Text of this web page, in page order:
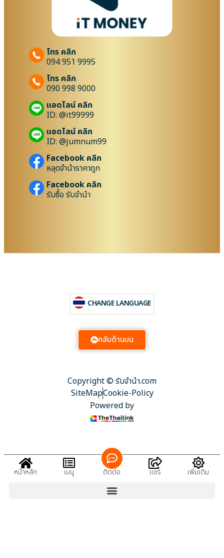
โทร คลิก
094 951 9995
โทร คลิก
090 998 9000
แอดไลน์ คลิก
ID: @it99999
แอดไลน์ คลิก
ID: @jumnum99
Facebook คลิก
หลุดจำนำราคาถูก
Facebook คลิก
รับซื้อ รับจำนำ
Copyright © รับจํานํา.com
SiteMapCookie-Policy
Powered by
CHANGE LANGUAGE
กลับด้านบน
หน้าหลัก เมนู ติดต่อ แชร์ เพิ่มเติม